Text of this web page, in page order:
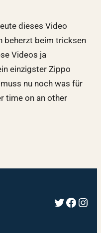
dieses Video
beherzt beim tricksen
Videos ja
einzigster Zippo
nu noch was für
time on an other
Twitter